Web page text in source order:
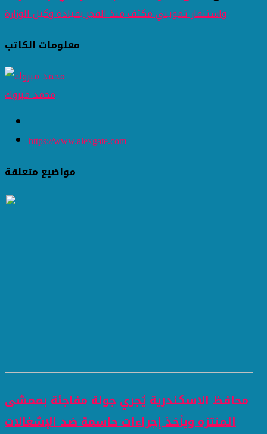
واستنفار تمويني مكثف منذ الفجر بقيادة وكيل الوزارة
معلومات الكاتب
محمد مبروك
https://www.alexgate.com
مواضيع متعلقة
محافظ الإسكندرية يُجري جولة مفاجئة بممشى
المنتزه ويأخذ إجراءات حاسمة ضد الإشغالات